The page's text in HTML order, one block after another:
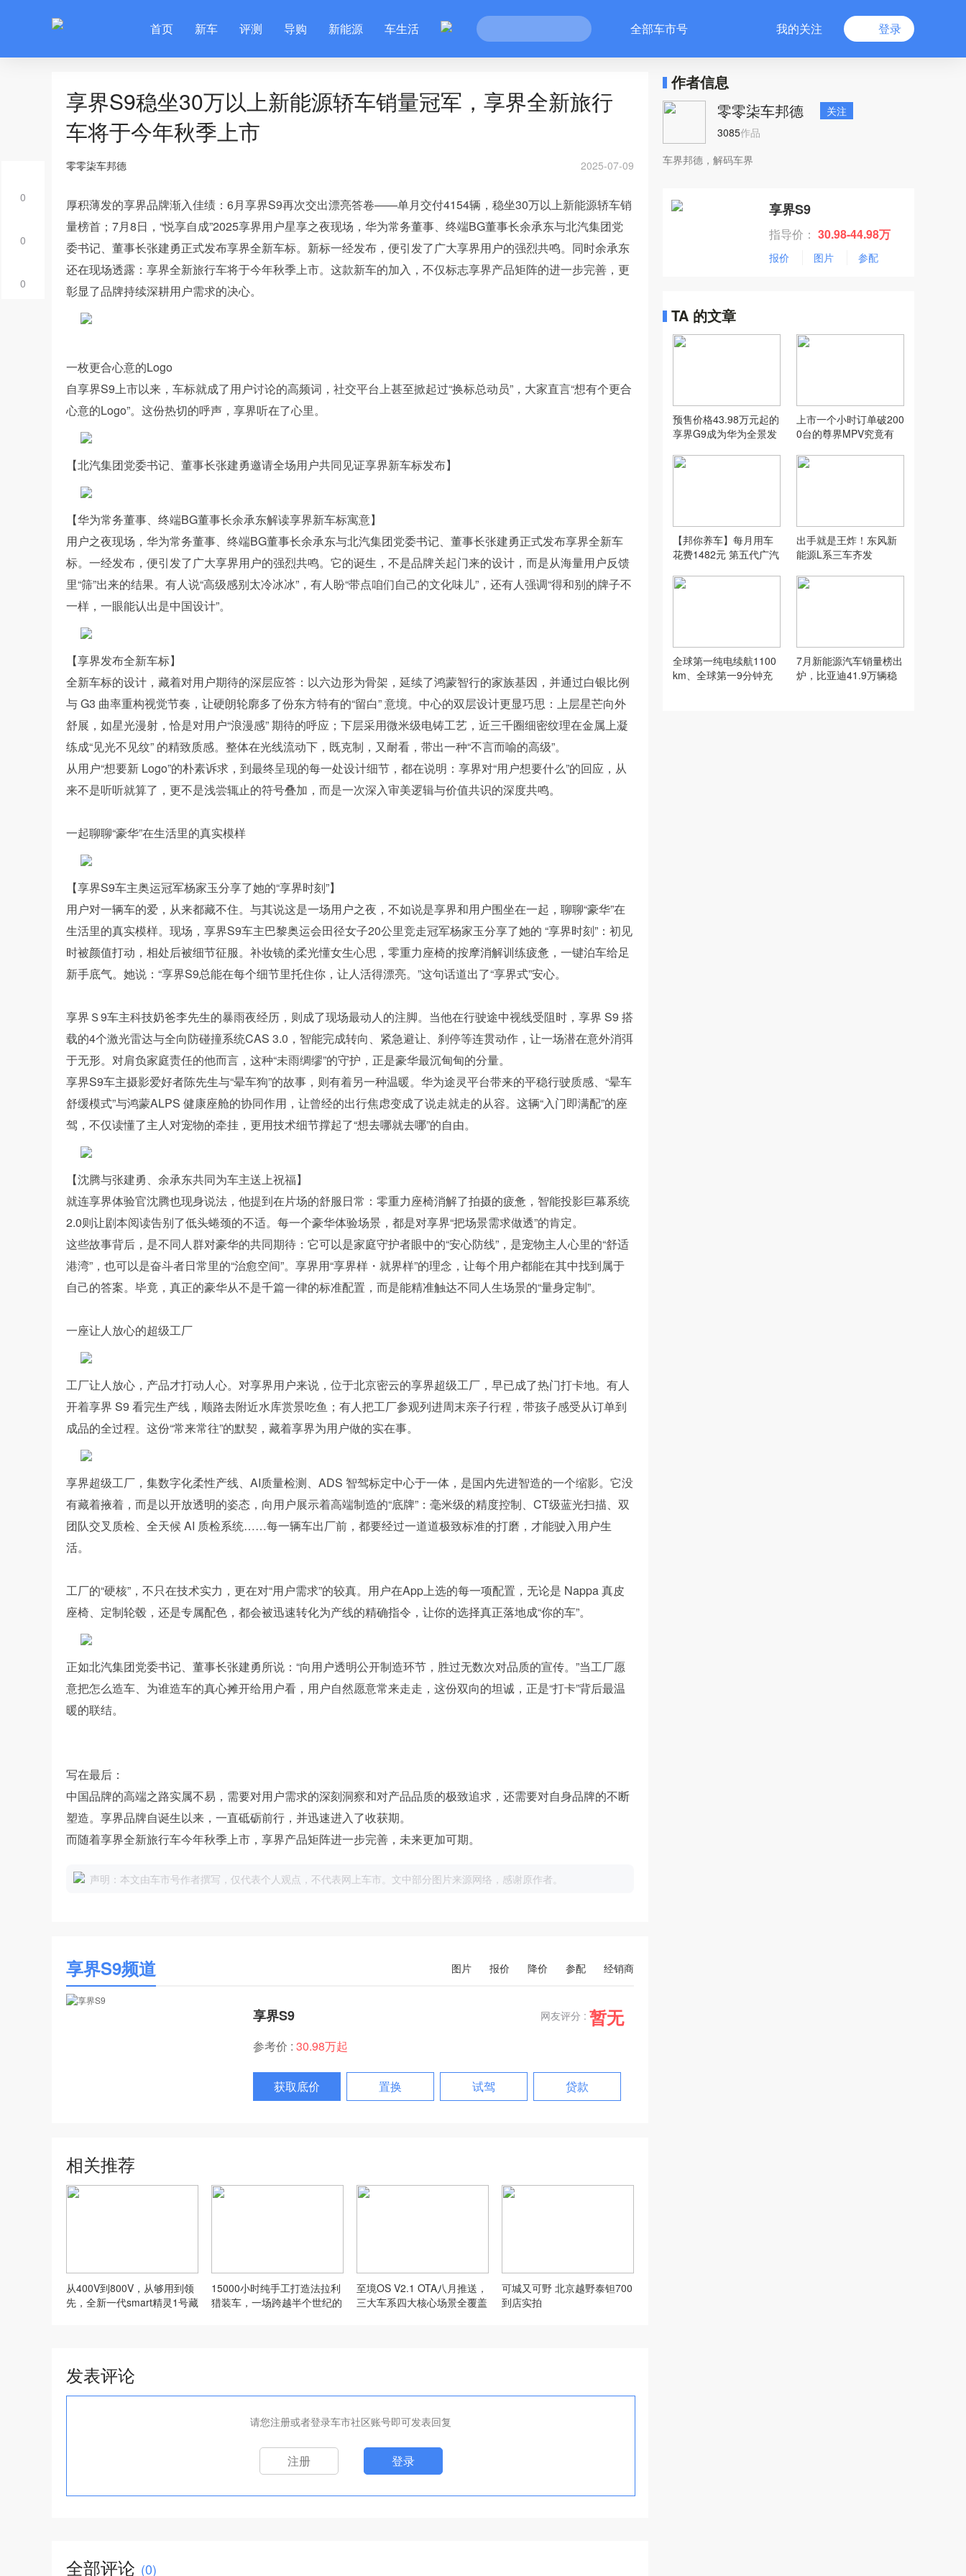
首页 新车 评测 导购 新能源 车生活 全部车市号 我的关注 登录
0
0
0
享界S9稳坐30万以上新能源轿车销量冠军，享界全新旅行
车将于今年秋季上市
零零柒车邦德 2025-07-09
厚积薄发的享界品牌渐入佳绩：6月享界S9再次交出漂亮答卷——单月交付4154辆，稳坐30万以上新能源轿车销
量榜首；7月8日，“悦享自成”2025享界用户星享之夜现场，华为常务董事、终端BG董事长余承东与北汽集团党
委书记、董事长张建勇正式发布享界全新车标。新标一经发布，便引发了广大享界用户的强烈共鸣。同时余承东
还在现场透露：享界全新旅行车将于今年秋季上市。这款新车的加入，不仅标志享界产品矩阵的进一步完善，更
彰显了品牌持续深耕用户需求的决心。
一枚更合心意的Logo
自享界S9上市以来，车标就成了用户讨论的高频词，社交平台上甚至掀起过“换标总动员”，大家直言“想有个更合
心意的Logo”。这份热切的呼声，享界听在了心里。
【北汽集团党委书记、董事长张建勇邀请全场用户共同见证享界新车标发布】
【华为常务董事、终端BG董事长余承东解读享界新车标寓意】
用户之夜现场，华为常务董事、终端BG董事长余承东与北汽集团党委书记、董事长张建勇正式发布享界全新车
标。一经发布，便引发了广大享界用户的强烈共鸣。它的诞生，不是品牌关起门来的设计，而是从海量用户反馈
里“筛”出来的结果。有人说“高级感别太冷冰冰”，有人盼“带点咱们自己的文化味儿”，还有人强调“得和别的牌子不
一样，一眼能认出是中国设计”。
【享界发布全新车标】
全新车标的设计，藏着对用户期待的深层应答：以六边形为骨架，延续了鸿蒙智行的家族基因，并通过白银比例
与 G3 曲率重构视觉节奏，让硬朗轮廓多了份东方特有的“留白” 意境。中心的双层设计更显巧思：上层星芒向外
舒展，如星光漫射，恰是对用户“浪漫感” 期待的呼应；下层采用微米级电铸工艺，近三千圈细密纹理在金属上凝
练成“见光不见纹” 的精致质感。整体在光线流动下，既克制，又耐看，带出一种“不言而喻的高级”。
从用户“想要新 Logo”的朴素诉求，到最终呈现的每一处设计细节，都在说明：享界对“用户想要什么”的回应，从
来不是听听就算了，更不是浅尝辄止的符号叠加，而是一次深入审美逻辑与价值共识的深度共鸣。
一起聊聊“豪华”在生活里的真实模样
【享界S9车主奥运冠军杨家玉分享了她的“享界时刻”】
用户对一辆车的爱，从来都藏不住。与其说这是一场用户之夜，不如说是享界和用户围坐在一起，聊聊“豪华”在
生活里的真实模样。现场，享界S9车主巴黎奥运会田径女子20公里竞走冠军杨家玉分享了她的 “享界时刻”：初见
时被颜值打动，相处后被细节征服。补妆镜的柔光懂女生心思，零重力座椅的按摩消解训练疲惫，一键泊车给足
新手底气。她说：“享界S9总能在每个细节里托住你，让人活得漂亮。”这句话道出了“享界式”安心。
享界Ｓ9车主科技奶爸李先生的暴雨夜经历，则成了现场最动人的注脚。当他在行驶途中视线受阻时，享界 S9 搭
载的4个激光雷达与全向防碰撞系统CAS 3.0，智能完成转向、紧急避让、刹停等连贯动作，让一场潜在意外消弭
于无形。对肩负家庭责任的他而言，这种“未雨绸缪”的守护，正是豪华最沉甸甸的分量。
享界S9车主摄影爱好者陈先生与“晕车狗”的故事，则有着另一种温暖。华为途灵平台带来的平稳行驶质感、“晕车
舒缓模式”与鸿蒙ALPS 健康座舱的协同作用，让曾经的出行焦虑变成了说走就走的从容。这辆“入门即满配”的座
驾，不仅读懂了主人对宠物的牵挂，更用技术细节撑起了“想去哪就去哪”的自由。
【沈腾与张建勇、余承东共同为车主送上祝福】
就连享界体验官沈腾也现身说法，他提到在片场的舒服日常：零重力座椅消解了拍摄的疲惫，智能投影巨幕系统
2.0则让剧本阅读告别了低头蜷颈的不适。每一个豪华体验场景，都是对享界“把场景需求做透”的肯定。
这些故事背后，是不同人群对豪华的共同期待：它可以是家庭守护者眼中的“安心防线”，是宠物主人心里的“舒适
港湾”，也可以是奋斗者日常里的“治愈空间”。享界用“享界样・就界样”的理念，让每个用户都能在其中找到属于
自己的答案。毕竟，真正的豪华从不是千篇一律的标准配置，而是能精准触达不同人生场景的“量身定制”。
一座让人放心的超级工厂
工厂让人放心，产品才打动人心。对享界用户来说，位于北京密云的享界超级工厂，早已成了热门打卡地。有人
开着享界 S9 看完生产线，顺路去附近水库赏景吃鱼；有人把工厂参观列进周末亲子行程，带孩子感受从订单到
成品的全过程。这份“常来常往”的默契，藏着享界为用户做的实在事。
享界超级工厂，集数字化柔性产线、AI质量检测、ADS 智驾标定中心于一体，是国内先进智造的一个缩影。它没
有藏着掖着，而是以开放透明的姿态，向用户展示着高端制造的“底牌”：毫米级的精度控制、CT级蓝光扫描、双
团队交叉质检、全天候 AI 质检系统……每一辆车出厂前，都要经过一道道极致标准的打磨，才能驶入用户生
活。
工厂的“硬核”，不只在技术实力，更在对“用户需求”的较真。用户在App上选的每一项配置，无论是 Nappa 真皮
座椅、定制轮毂，还是专属配色，都会被迅速转化为产线的精确指令，让你的选择真正落地成“你的车”。
正如北汽集团党委书记、董事长张建勇所说：“向用户透明公开制造环节，胜过无数次对品质的宣传。”当工厂愿
意把怎么造车、为谁造车的真心摊开给用户看，用户自然愿意常来走走，这份双向的坦诚，正是“打卡”背后最温
暖的联结。
写在最后：
中国品牌的高端之路实属不易，需要对用户需求的深刻洞察和对产品品质的极致追求，还需要对自身品牌的不断
塑造。享界品牌自诞生以来，一直砥砺前行，并迅速进入了收获期。
而随着享界全新旅行车今年秋季上市，享界产品矩阵进一步完善，未来更加可期。
声明：本文由车市号作者撰写，仅代表个人观点，不代表网上车市。文中部分图片来源网络，感谢原作者。
享界S9频道 经销商
参配
降价
报价
图片
享界S9 网友评分 : 暂无
参考价 : 30.98万起
获取底价 置换 试驾 贷款
相关推荐
从400V到800V，从够用到领
先，全新一代smart精灵1号藏
15000小时纯手工打造法拉利
猎装车，一场跨越半个世纪的
至境OS V2.1 OTA八月推送，
三大车系四大核心场景全覆盖
可城又可野 北京越野泰钽700
到店实拍
发表评论
请您注册或者登录车市社区账号即可发表回复
注册 登录
全部评论 (0)
作者信息
零零柒车邦德
关注
3085作品
车界邦德，解码车界
享界S9
指导价： 30.98-44.98万
报价 图片 参配
TA 的文章
预售价格43.98万元起的
享界G9成为华为全景发
上市一个小时订单破200
0台的尊界MPV究竟有
【邦你养车】每月用车
花费1482元 第五代广汽
出手就是王炸！东风新
能源L系三车齐发
全球第一纯电续航1100
km、全球第一9分钟充
7月新能源汽车销量榜出
炉，比亚迪41.9万辆稳